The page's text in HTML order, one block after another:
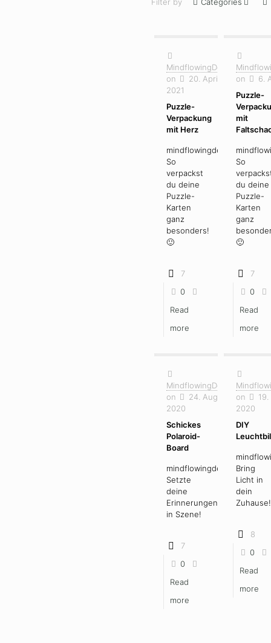
MindflowingDesign
on
20. April
2021
Puzzle-
Verpackung
mit Herz
mindflowingdesign
So
verpackst
du deine
Puzzle-
Karten
ganz
besonders!
🙂
7
0
Read
more
on
6.
Puzzle-
mit
So
du deine
Puzzle-
Karten
ganz
🙂
7
0
Read
more
MindflowingDesign
on
24. August
2020
Schickes
Polaroid-
Board
mindflowingdesign
Setzte
deine
Erinnerungen
in Szene!
7
0
Read
more
on
2020
DIY
Bring
Licht in
dein
Zuhause!
8
0
Read
more